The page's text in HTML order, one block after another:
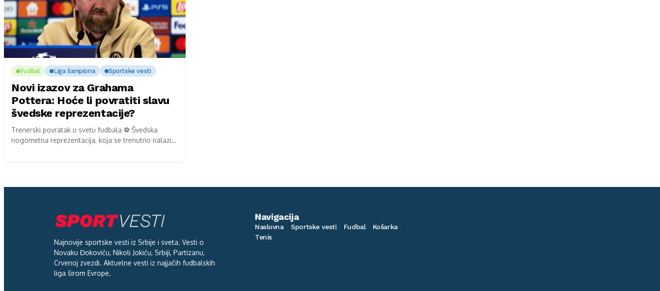
Fudbal Liga šampiona Sportske vesti
Novi izazov za Grahama
Pottera: Hoće li povratiti slavu
švedske reprezentacije?
Trenerski povratak u svetu fudbala ⚽ Švedska
nogometna reprezentacija, koja se trenutno nalazi
Najnovije sportske vesti iz Srbije i sveta. Vesti o
Novaku Đokoviću, Nikoli Jokiću, Srbiji, Partizanu,
Crvenoj zvezdi. Aktuelne vesti iz najjačih fudbalskih
liga širom Evrope.
Navigacija
Naslovna Sportske vesti Fudbal
Košarka
Tenis